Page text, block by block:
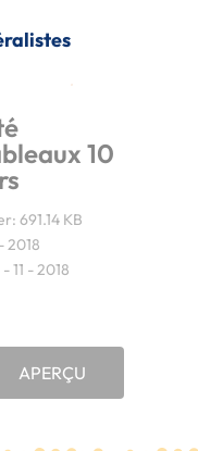
10
691.14 KB
2018
11 - 2018
APERÇU